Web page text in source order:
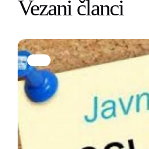
Vezani članci